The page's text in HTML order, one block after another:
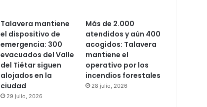
Talavera mantiene
el dispositivo de
emergencia: 300
evacuados del Valle
del Tiétar siguen
alojados en la
ciudad
29 julio, 2026
Más de 2.000
atendidos y aún 400
acogidos: Talavera
mantiene el
operativo por los
incendios forestales
28 julio, 2026